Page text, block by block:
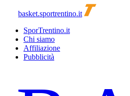
basket.sportrentino.it
SporTrentino.it
Chi siamo
Affiliazione
Pubblicità